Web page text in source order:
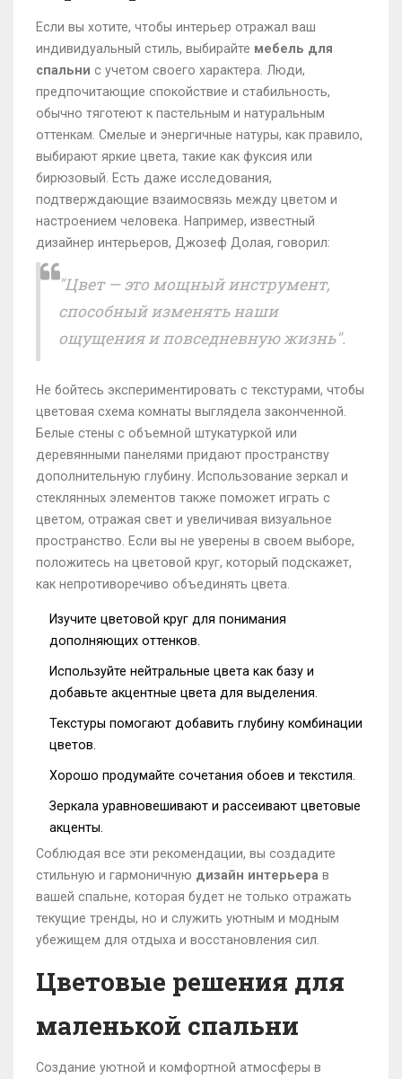
Если вы хотите, чтобы интерьер отражал ваш
индивидуальный стиль, выбирайте мебель для
спальни с учетом своего характера. Люди,
предпочитающие спокойствие и стабильность,
обычно тяготеют к пастельным и натуральным
оттенкам. Смелые и энергичные натуры, как правило,
выбирают яркие цвета, такие как фуксия или
бирюзовый. Есть даже исследования,
подтверждающие взаимосвязь между цветом и
настроением человека. Например, известный
дизайнер интерьеров, Джозеф Долая, говорил:
"Цвет — это мощный инструмент,
способный изменять наши
ощущения и повседневную жизнь".
Не бойтесь экспериментировать с текстурами, чтобы
цветовая схема комнаты выглядела законченной.
Белые стены с объемной штукатуркой или
деревянными панелями придают пространству
дополнительную глубину. Использование зеркал и
стеклянных элементов также поможет играть с
цветом, отражая свет и увеличивая визуальное
пространство. Если вы не уверены в своем выборе,
положитесь на цветовой круг, который подскажет,
как непротиворечиво объединять цвета.
Изучите цветовой круг для понимания
дополняющих оттенков.
Используйте нейтральные цвета как базу и
добавьте акцентные цвета для выделения.
Текстуры помогают добавить глубину комбинации
цветов.
Хорошо продумайте сочетания обоев и текстиля.
Зеркала уравновешивают и рассеивают цветовые
акценты.
Соблюдая все эти рекомендации, вы создадите
стильную и гармоничную дизайн интерьера в
вашей спальне, которая будет не только отражать
текущие тренды, но и служить уютным и модным
убежищем для отдыха и восстановления сил.
Цветовые решения для
маленькой спальни
Создание уютной и комфортной атмосферы в